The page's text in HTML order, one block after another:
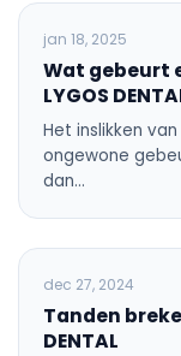
ALGEMENE
jan 18, 2025
Wat gebeurt
LYGOS
Het inslikken
ongewone
dan…
ALGEMENE
dec 27, 2024
Tanden
DENTAL